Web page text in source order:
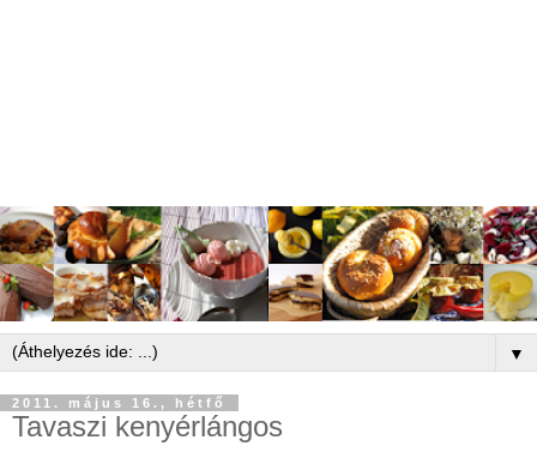
▼
2011. május 16., hétfő
Tavaszi kenyérlángos